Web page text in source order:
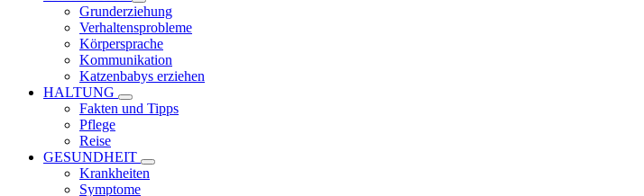
Grunderziehung
Verhaltensprobleme
Körpersprache
Kommunikation
Katzenbabys erziehen
HALTUNG
Fakten und Tipps
Pflege
Reise
GESUNDHEIT
Krankheiten
Symptome